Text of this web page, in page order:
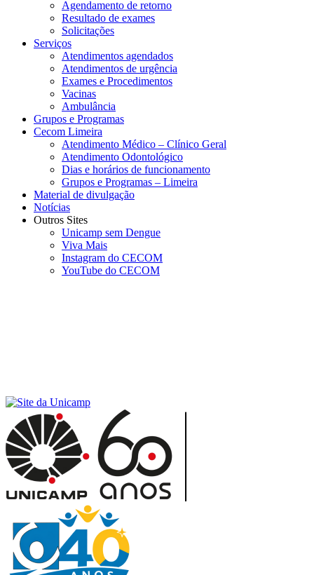
Agendamento de retorno
Resultado de exames
Solicitações
Serviços
Atendimentos agendados
Atendimentos de urgência
Exames e Procedimentos
Vacinas
Ambulância
Grupos e Programas
Cecom Limeira
Atendimento Médico – Clínico Geral
Atendimento Odontológico
Dias e horários de funcionamento
Grupos e Programas – Limeira
Material de divulgação
Notícias
Outros Sites
Unicamp sem Dengue
Viva Mais
Instagram do CECOM
YouTube do CECOM